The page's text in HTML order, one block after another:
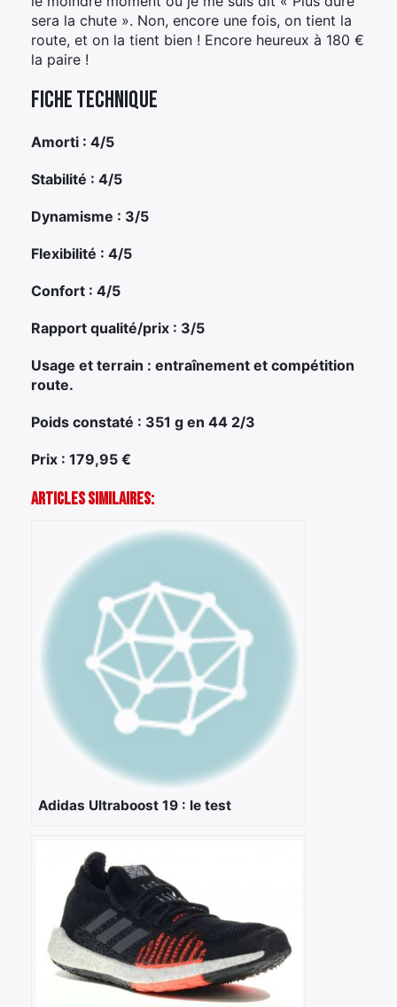
sera la chute ». Non, encore une fois, on tient la
route, et on la tient bien ! Encore heureux à 180 €
la paire !
Fiche technique
Amorti : 4/5
Stabilité : 4/5
Dynamisme : 3/5
Flexibilité : 4/5
Confort : 4/5
Rapport qualité/prix : 3/5
Usage et terrain : entraînement et compétition
route.
Poids constaté : 351 g en 44 2/3
Prix : 179,95 €
Articles Similaires:
Adidas Ultraboost 19 : le test